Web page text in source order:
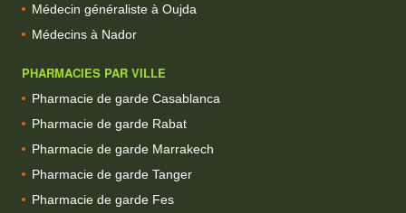
Médecin généraliste à Oujda
Médecins à Nador
PHARMACIES PAR VILLE
Pharmacie de garde Casablanca
Pharmacie de garde Rabat
Pharmacie de garde Marrakech
Pharmacie de garde Tanger
Pharmacie de garde Fes